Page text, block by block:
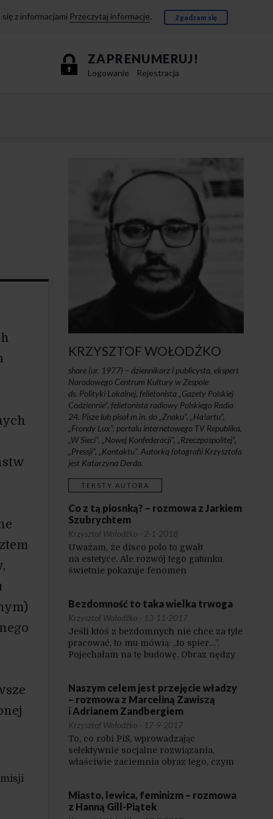
z informacjami Przeczytaj informacje. Zgadzam się
ZAPRENUMERUJ!
Logowanie Rejestracja
KRZYSZTOF WOŁODŹKO
share (ur. 1977) – dziennikarz i publicysta, ekspert
Narodowego Centrum Kultury w Zespole
ds. Polityki Lokalnej, felietonista „Gazety Polskiej
Codziennie”, felietonista radiowy Polskiego Radia
24. Pisze lub pisał m.in. do „Znaku”, „Ha!artu”,
„Frondy Lux”, portalu internetowego TV Republika,
„W Sieci”, „Nowej Konfederacji”, „Rzeczpospolitej”,
„Pressji”, „Kontaktu”. Autorką fotografii Krzysztofa
jest Katarzyna Derda.
TEKSTY AUTORA
Co z tą piosnką? – rozmowa z Jarkiem
Szubrychtem
Krzysztof Wołodźko · 2-1-2018
Uważam, że disco polo to gwałt
na estetyce. Ale rozwój tego gatunku
świetnie pokazuje fenomen
i wielkomiejskiej prasie, to wcale
to nie znika. Jeżeli nie umiemy o czymś
rozmawiać, a tylko wyszydzamy,
to nie powoduje, że to przestaje istnieć.
W przypadku disco polo szyderstwa
Bezdomność to taka wielka trwoga
Krzysztof Wołodźko · 13-11-2017
Jeśli ktoś z bezdomnych nie chce za tyle
pracować, to mu mówią: „to spier…”.
Pojechałam na tę budowę. Obraz nędzy
których 1000-1200 złotych to jest
wszystko, co zarabiają. Mają problem
z wyegzekwowaniem swoich praw
i na pewno się nie postawią.
Naszym celem jest przejęcie władzy
– rozmowa z Marceliną Zawiszą
i Adrianem Zandbergiem
Krzysztof Wołodźko · 17-9-2017
To, co robi PiS, wprowadzając
selektywnie socjalne rozwiązania,
właściwie zaciemnia obraz tego, czym
państwo dobrobytu. To także jest
wyzwaniem, przed którym stoimy.
Miasto, lewica, feminizm – rozmowa
z Hanną Gill-Piątek